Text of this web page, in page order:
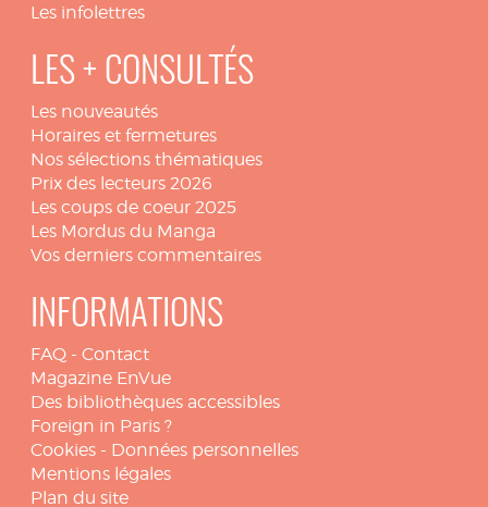
Les infolettres
LES + CONSULTÉS
Les nouveautés
Horaires et fermetures
Nos sélections thématiques
Prix des lecteurs 2026
Les coups de coeur 2025
Les Mordus du Manga
Vos derniers commentaires
INFORMATIONS
FAQ - Contact
Magazine EnVue
Des bibliothèques accessibles
Foreign in Paris ?
Cookies - Données personnelles
Mentions légales
Plan du site